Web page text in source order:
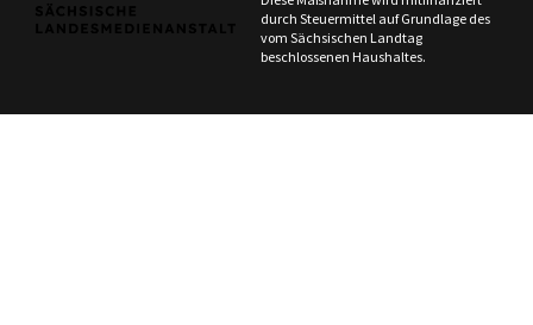
durch Steuermittel auf Grundlage des
vom Sächsischen Landtag
beschlossenen Haushaltes.